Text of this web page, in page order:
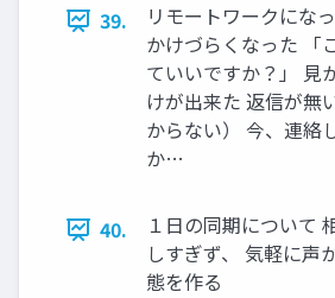
39.
リモートワークにな
かけづらくなった 「
ていいですか？」 見
けが出来た 返信が
からない） 今、連絡
か…
40.
１日の同期について
しすぎず、 気軽に声
態を作る